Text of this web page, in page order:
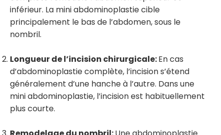
inférieur. La mini abdominoplastie cible
principalement le bas de l’abdomen, sous le
nombril.
Longueur de l’incision chirurgicale:En cas
d’abdominoplastie complète, l’incision s’étend
généralement d’une hanche à l’autre. Dans une
mini abdominoplastie, l’incision est habituellement
plus courte.